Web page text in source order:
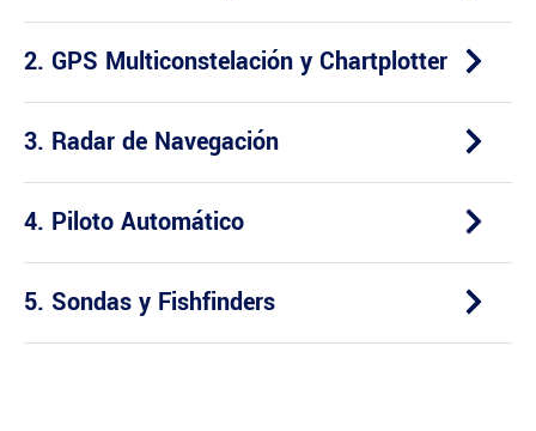
2. GPS Multiconstelación y Chartplotter
3. Radar de Navegación
4. Piloto Automático
5. Sondas y Fishfinders